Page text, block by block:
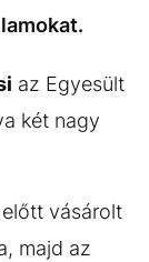
az Egyesült
két nagy
vásárolt
majd az